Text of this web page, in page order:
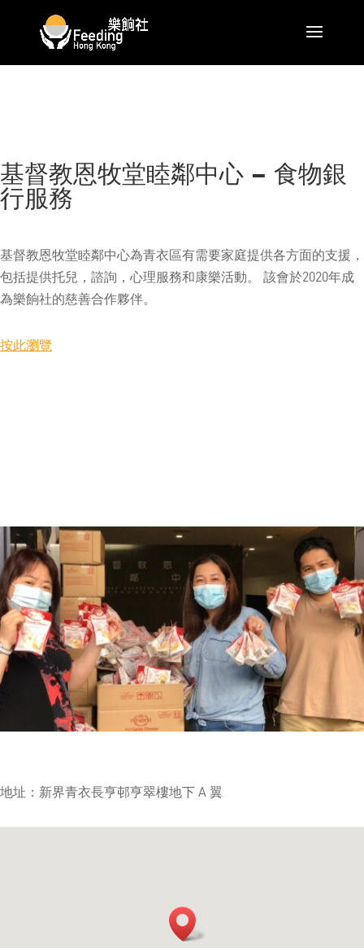
基督教恩牧堂睦鄰中心 – 食物銀
行服務
基督教恩牧堂睦鄰中心為青衣區有需要家庭提供各方面的支援，
包括提供托兒，諮詢，心理服務和康樂活動。 該會於2020年成
為樂餉社的慈善合作夥伴。
按此瀏覽
地址：新界青衣長亨邨亨翠樓地下 A 翼